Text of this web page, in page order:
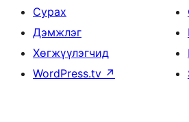
Сурах
Дэмжлэг
Хөгжүүлэгчид
WordPress.tv ↗